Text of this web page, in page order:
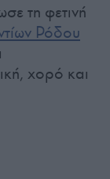
τη φετινή
Ρόδου
χορό και